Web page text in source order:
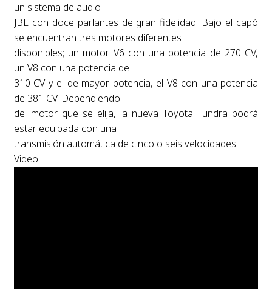
un sistema de audio
JBL con doce parlantes de gran fidelidad. Bajo el capó
se encuentran tres motores diferentes
disponibles; un motor V6 con una potencia de 270 CV,
un V8 con una potencia de
310 CV y el de mayor potencia, el V8 con una potencia
de 381 CV. Dependiendo
del motor que se elija, la nueva Toyota Tundra podrá
estar equipada con una
transmisión automática de cinco o seis velocidades.
Video: